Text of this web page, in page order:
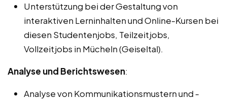
Unterstützung bei der Gestaltung von
interaktiven Lerninhalten und Online-Kursen bei
diesen Studentenjobs, Teilzeitjobs,
Vollzeitjobs in Mücheln (Geiseltal).
Analyse und Berichtswesen:
Analyse von Kommunikationsmustern und -